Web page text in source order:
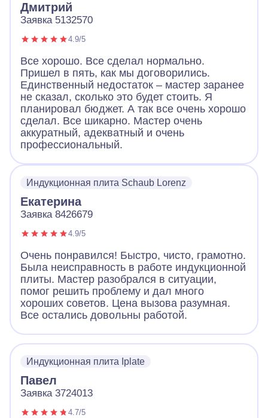
Дмитрий
Заявка 5132570
4.9/5
Все хорошо. Все сделал нормально.
Пришел в пять, как мы договорились.
Единственный недостаток – мастер заранее
не сказал, сколько это будет стоить. Я
планировал бюджет. А так все очень хорошо
сделал. Все шикарно. Мастер очень
аккуратный, адекватный и очень
профессиональный.
Индукционная плита Schaub Lorenz
Екатерина
Заявка 8426679
4.9/5
Очень понравился! Быстро, чисто, грамотно.
Была неисправность в работе индукционной
плиты. Мастер разобрался в ситуации,
помог решить проблему и дал много
хороших советов. Цена вызова разумная.
Все остались довольны работой.
Индукционная плита Iplate
Павел
Заявка 3724013
4.7/5